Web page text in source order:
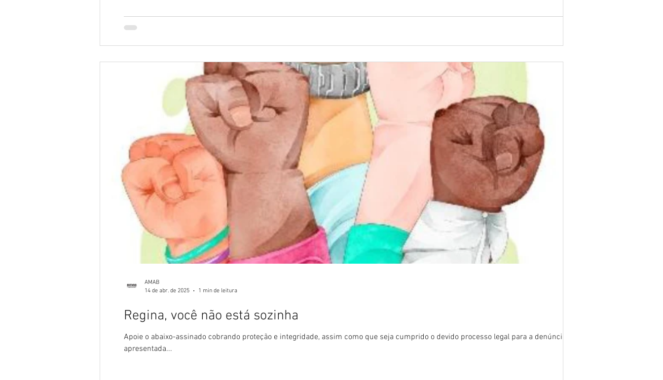
Regina, você não está sozinha
Apoie o abaixo-assinado cobrando proteção e integridade, assim como que seja cumprido o devido processo legal para a denúncia
apresentada...
AMAB
14 de abr. de 2025
1 min de leitura